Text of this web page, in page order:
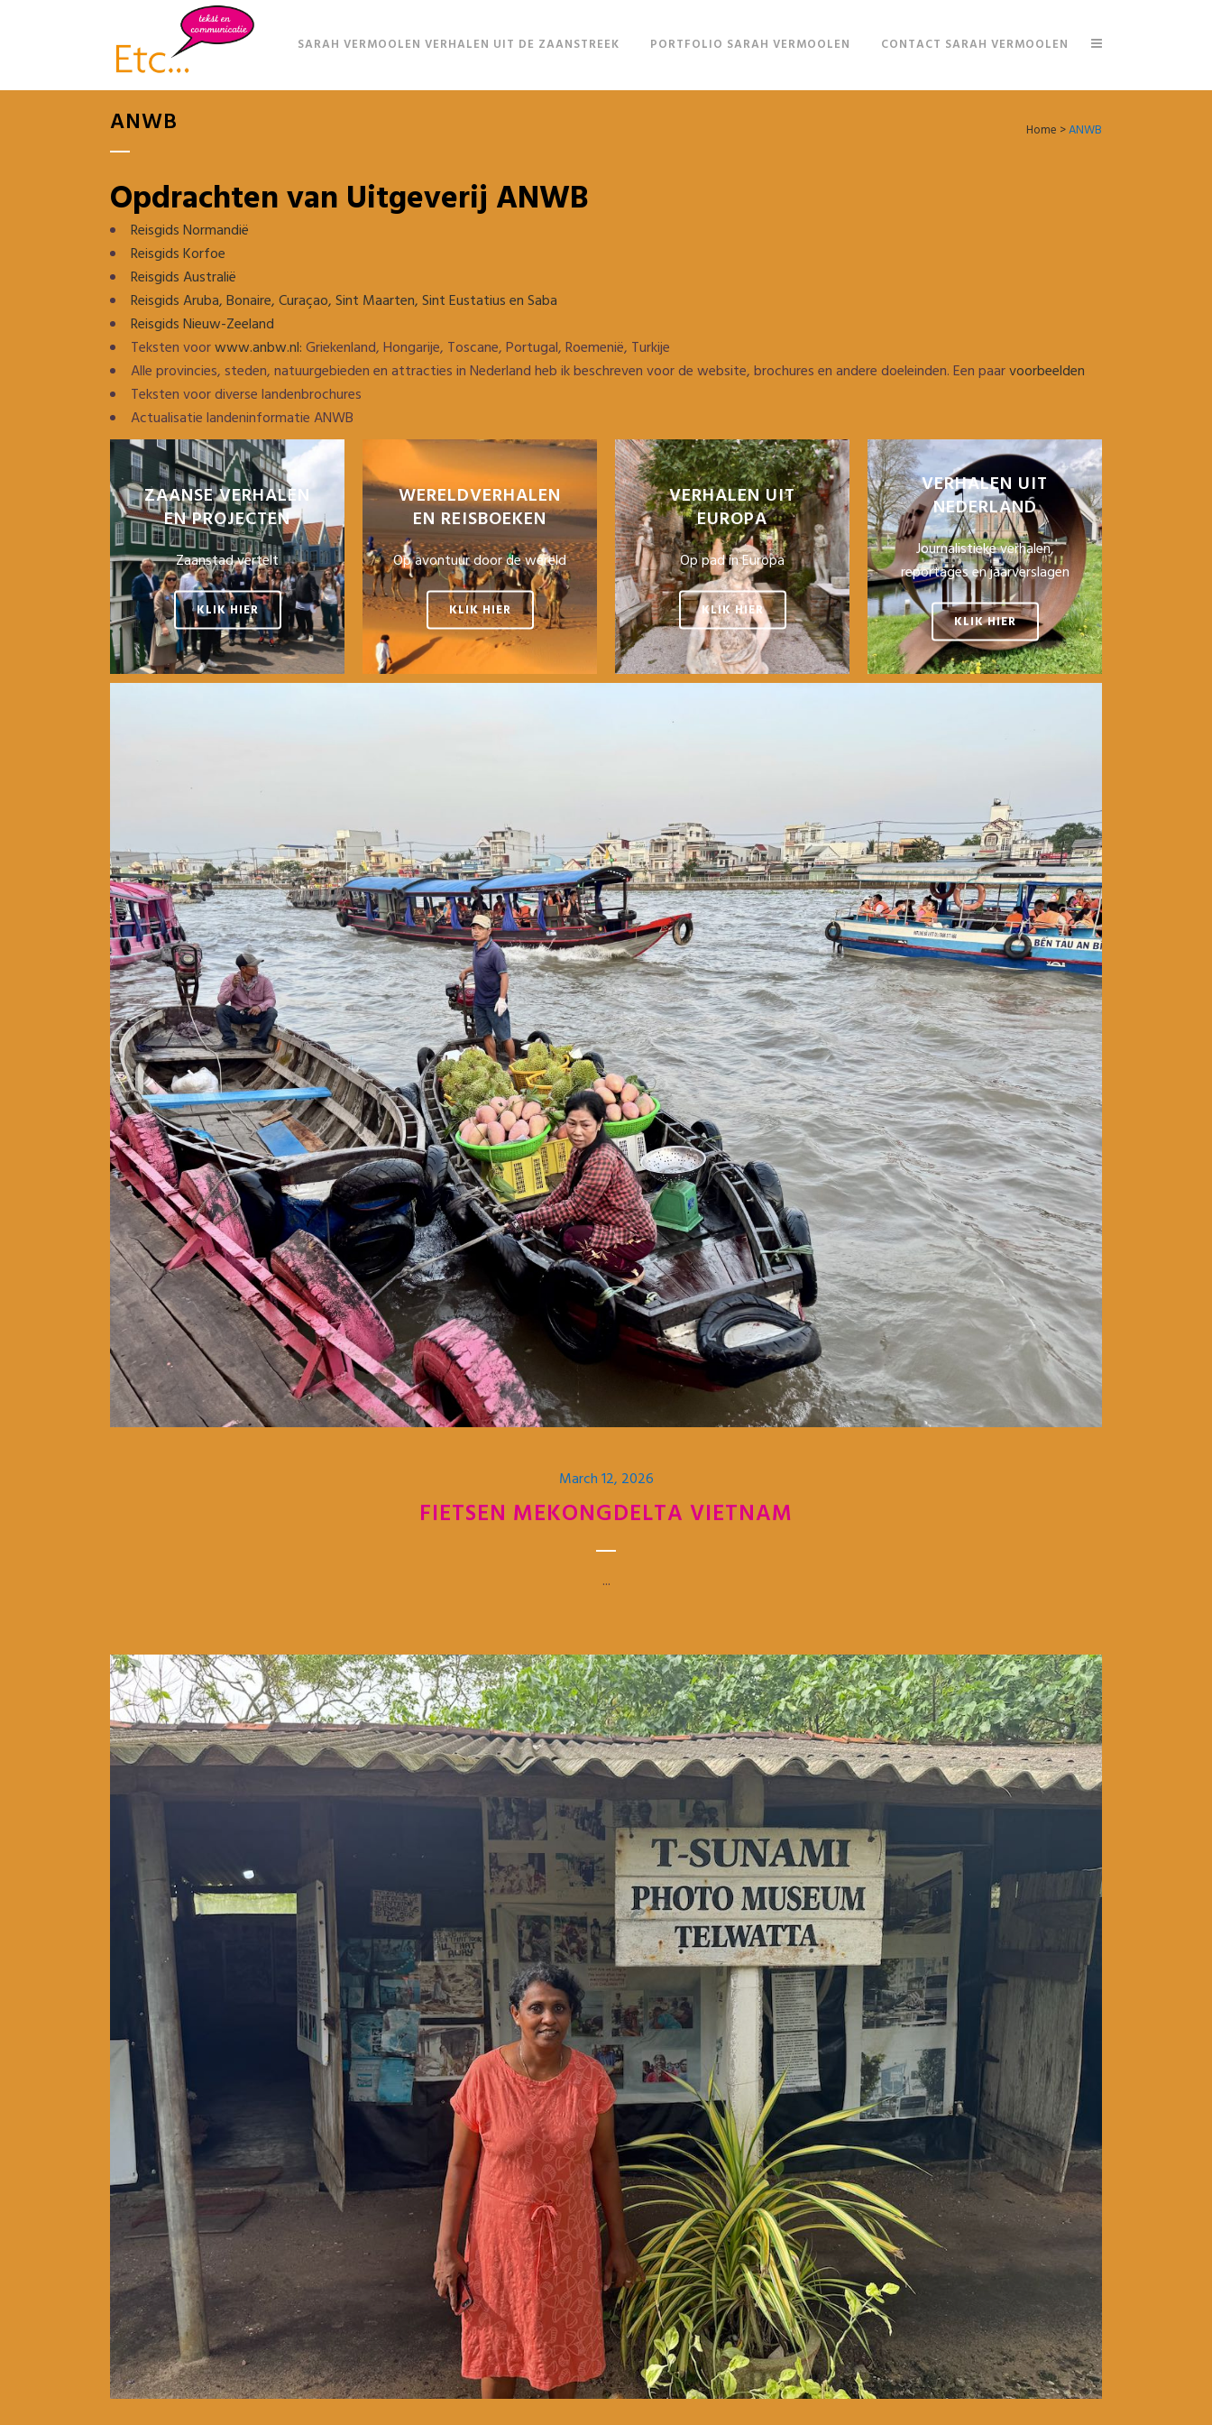
SARAH VERMOOLEN VERHALEN UIT DE ZAANSTREEK PORTFOLIO SARAH VERMOOLEN CONTACT SARAH VERMOOLEN
ANWB Home >ANWB
Opdrachten van Uitgeverij ANWB
Reisgids Normandië
Reisgids Korfoe
Reisgids Australië
Reisgids Aruba, Bonaire, Curaçao, Sint Maarten, Sint Eustatius en Saba
Reisgids Nieuw-Zeeland
Teksten voorwww.anbw.nl:Griekenland, Hongarije, Toscane, Portugal, Roemenië, Turkije
Alle provincies, steden, natuurgebieden en attracties in Nederland heb ik beschreven voor de website, brochures en andere doeleinden. Een paarvoorbeelden
Teksten voor diverse landenbrochures
Actualisatie landeninformatie ANWB
ZAANSE VERHALEN
EN PROJECTEN
Zaanstad vertelt
KLIK HIER
WERELDVERHALEN
EN REISBOEKEN
Op avontuur door de wereld
KLIK HIER
VERHALEN UIT
EUROPA
Op pad in Europa
KLIK HIER
VERHALEN UIT
NEDERLAND
Journalistieke verhalen,
reportages en jaarverslagen
KLIK HIER
March 12, 2026
FIETSEN MEKONGDELTA VIETNAM
...